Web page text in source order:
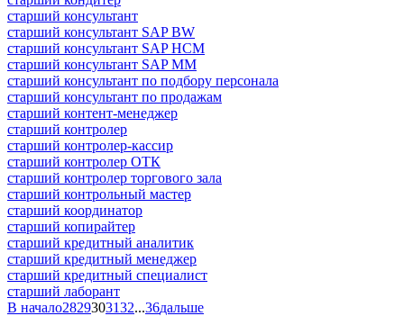
старший консультант
старший консультант SAP BW
старший консультант SAP HCM
старший консультант SAP MM
старший консультант по подбору персонала
старший консультант по продажам
старший контент-менеджер
старший контролер
старший контролер-кассир
старший контролер ОТК
старший контролер торгового зала
старший контрольный мастер
старший координатор
старший копирайтер
старший кредитный аналитик
старший кредитный менеджер
старший кредитный специалист
старший лаборант
В начало2829303132...36дальше